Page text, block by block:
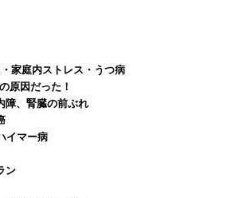
家庭内ストレス・うつ病
原因だった！
障、腎臓の前ぶれ
イマー病
ン